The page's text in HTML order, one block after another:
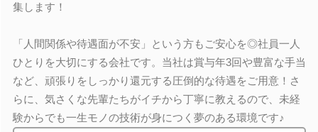
集します！
「人間関係や待遇面が不安」という方もご安心を◎社員一人
ひとりを大切にする会社です。当社は賞与年3回や豊富な手当
など、頑張りをしっかり還元する圧倒的な待遇をご用意！さ
らに、気さくな先輩たちがイチから丁寧に教えるので、未経
験からでも一生モノの技術が身につく夢のある環境です♪